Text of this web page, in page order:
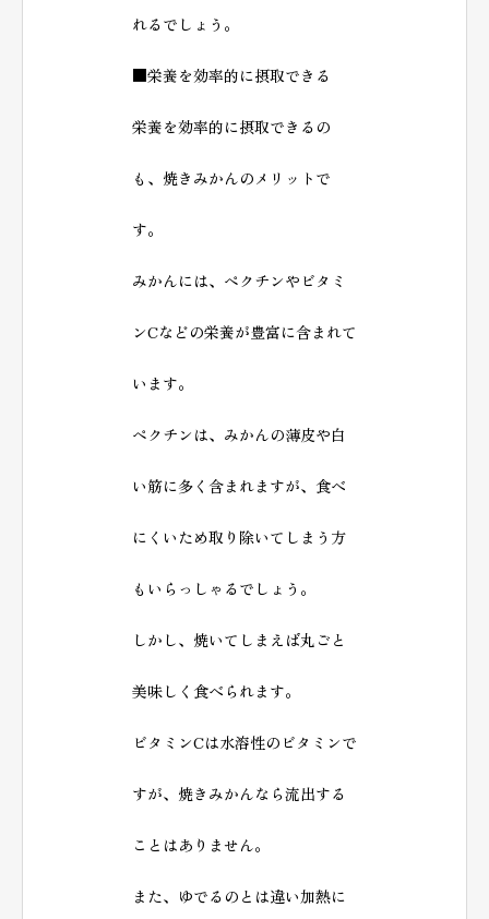
れるでしょう。
■栄養を効率的に摂取できる
栄養を効率的に摂取できるの
も、焼きみかんのメリットで
す。
みかんには、ペクチンやビタミ
ンCなどの栄養が豊富に含まれて
います。
ペクチンは、みかんの薄皮や白
い筋に多く含まれますが、食べ
にくいため取り除いてしまう方
もいらっしゃるでしょう。
しかし、焼いてしまえば丸ごと
美味しく食べられます。
ビタミンCは水溶性のビタミンで
すが、焼きみかんなら流出する
ことはありません。
また、ゆでるのとは違い加熱に